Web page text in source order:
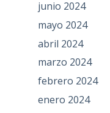
junio 2024
mayo 2024
abril 2024
marzo 2024
febrero 2024
enero 2024